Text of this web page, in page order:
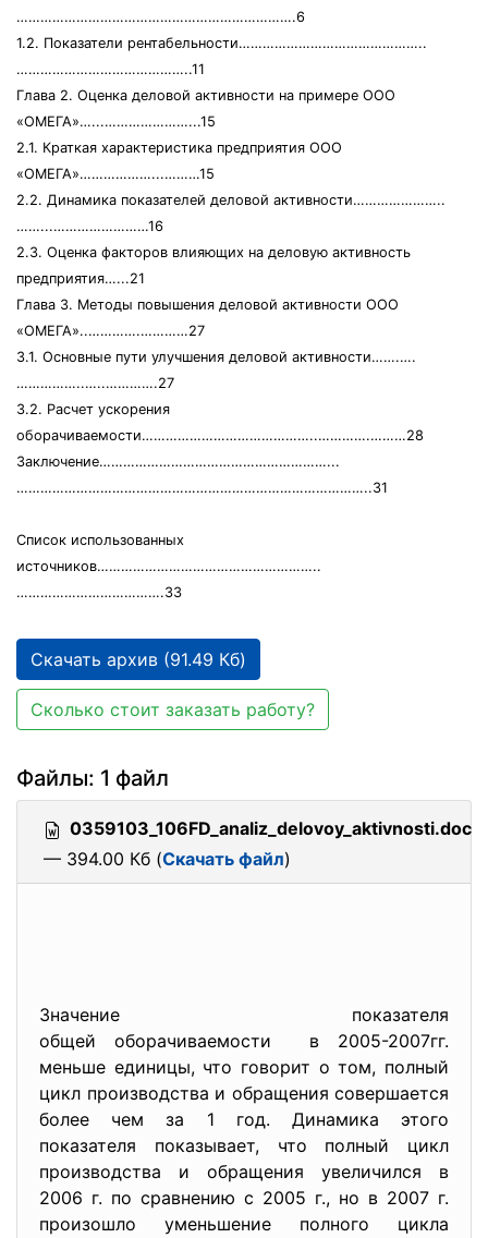
…………………………………………………………….6
1.2. Показатели рентабельности………………………………………..
……………………………………..11
Глава 2. Оценка деловой активности на примере ООО
«ОМЕГА»…...…………………...15
2.1. Краткая характеристика предприятия ООО
«ОМЕГА»………………...………15
2.2. Динамика показателей деловой активности…………………..
……...……………………16
2.3. Оценка факторов влияющих на деловую активность
предприятия…...21
Глава 3. Методы повышения деловой активности ООО
«ОМЕГА»..………….…………27
3.1. Основные пути улучшения деловой активности…….….
……………..…..………….27
3.2. Расчет ускорения
оборачиваемости……………………………………..………….………28
Заключение…………………………………………………...
……………………………………………………………………………..31
Список использованных
источников………………………………………………..
……………………………….33
Скачать архив (91.49 Кб)
Сколько стоит заказать работу?
Файлы: 1 файл
0359103_106FD_analiz_delovoy_aktivnosti.doc
— 394.00 Кб (Скачать файл)
Значение показателя
общей оборачиваемости в 2005-2007гг.
меньше единицы, что говорит о том, полный
цикл производства и обращения совершается
более чем за 1 год. Динамика этого
показателя показывает, что полный цикл
производства и обращения увеличился в
2006 г. по сравнению с 2005 г., но в 2007 г.
произошло уменьшение полного цикла